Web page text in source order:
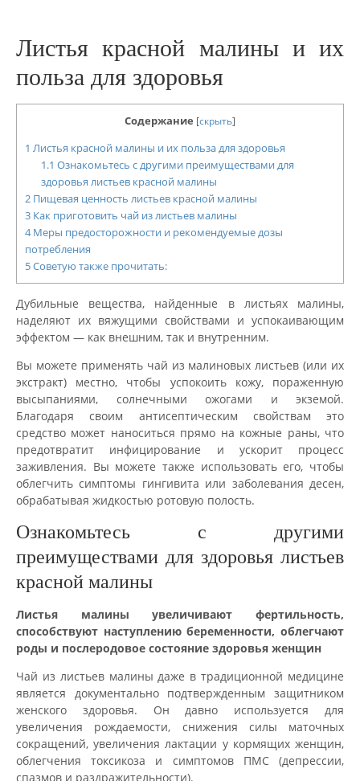
Листья красной малины и их
польза для здоровья
Содержание [скрыть]
1 Листья красной малины и их польза для здоровья
1.1 Ознакомьтесь с другими преимуществами для
здоровья листьев красной малины
2 Пищевая ценность листьев красной малины
3 Как приготовить чай из листьев малины
4Меры предосторожности и рекомендуемые дозы
потребления
5Советую также прочитать:
Дубильные вещества, найденные в листьях малины,
наделяют их вяжущими свойствами и успокаивающим
эффектом — как внешним, так и внутренним.
Вы можете применять чай из малиновых листьев (или их
экстракт) местно, чтобы успокоить кожу, пораженную
высыпаниями, солнечными ожогами и экземой.
Благодаря своим антисептическим свойствам это
средство может наноситься прямо на кожные раны, что
предотвратит инфицирование и ускорит процесс
заживления. Вы можете также использовать его, чтобы
облегчить симптомы гингивита или заболевания десен,
обрабатывая жидкостью ротовую полость.
Ознакомьтесь с другими
преимуществами для здоровья листьев
красной малины
Листья малины увеличивают фертильность,
способствуют наступлению беременности, облегчают
роды и послеродовое состояние здоровья женщин
Чай из листьев малины даже в традиционной медицине
является документально подтвержденным защитником
женского здоровья. Он давно используется для
увеличения рождаемости, снижения силы маточных
сокращений, увеличения лактации у кормящих женщин,
облегчения токсикоза и симптомов ПМС (депрессии,
спазмов и раздражительности).